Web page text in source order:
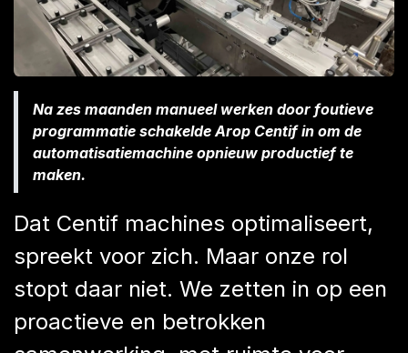
Na zes maanden manueel werken door foutieve
programmatie schakelde Arop Centif in om de
automatisatiemachine opnieuw productief te
maken.
Dat Centif machines optimaliseert,
spreekt voor zich. Maar onze rol
stopt daar niet. We zetten in op een
proactieve en betrokken